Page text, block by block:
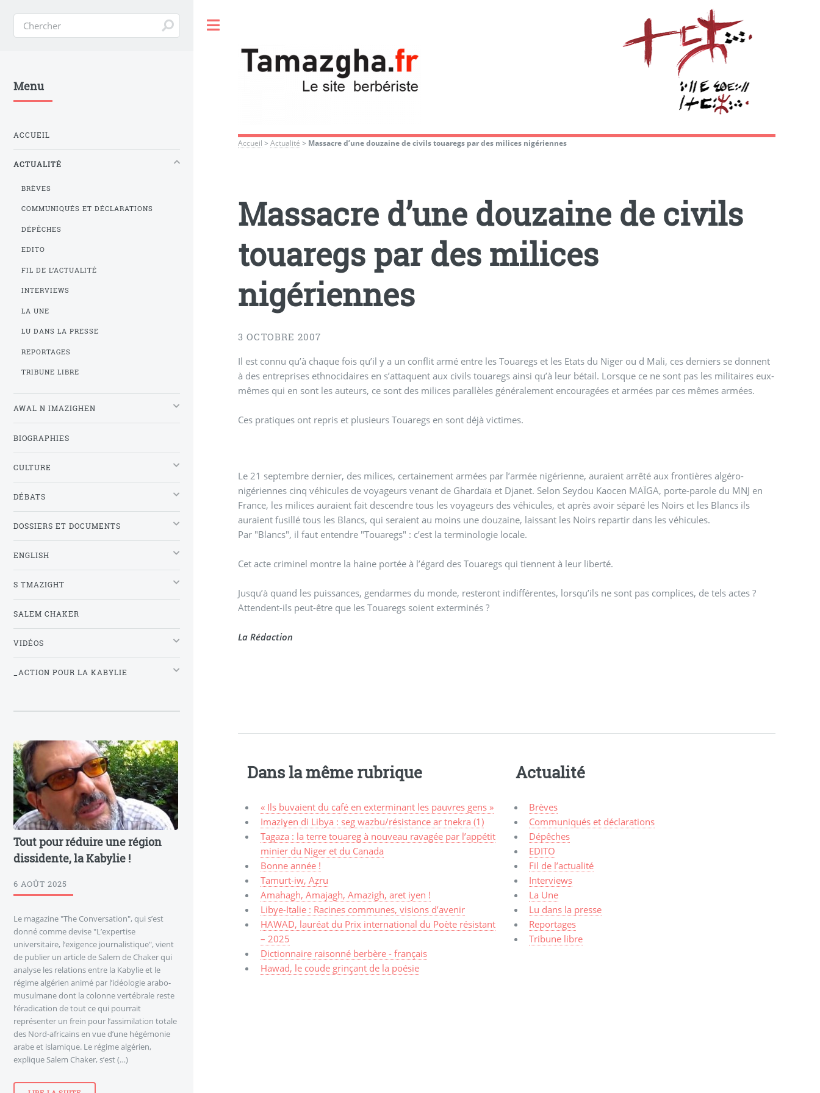
Accueil >Actualité > Massacre d’une douzaine de civils touaregs par des milices nigériennes
Massacre d’une douzaine de civils
touaregs par des milices
nigériennes
3 OCTOBRE 2007
Il est connu qu’à chaque fois qu’il y a un conflit armé entre les Touaregs et les Etats du Niger ou d Mali, ces derniers se donnent
à des entreprises ethnocidaires en s’attaquent aux civils touaregs ainsi qu’à leur bétail. Lorsque ce ne sont pas les militaires eux-
mêmes qui en sont les auteurs, ce sont des milices parallèles généralement encouragées et armées par ces mêmes armées.
Ces pratiques ont repris et plusieurs Touaregs en sont déjà victimes.
Le 21 septembre dernier, des milices, certainement armées par l’armée nigérienne, auraient arrêté aux frontières algéro-
nigériennes cinq véhicules de voyageurs venant de Ghardaïa et Djanet. Selon Seydou Kaocen MAÏGA, porte-parole du MNJ en
France, les milices auraient fait descendre tous les voyageurs des véhicules, et après avoir séparé les Noirs et les Blancs ils
auraient fusillé tous les Blancs, qui seraient au moins une douzaine, laissant les Noirs repartir dans les véhicules.
Par "Blancs", il faut entendre "Touaregs" : c’est la terminologie locale.
Cet acte criminel montre la haine portée à l’égard des Touaregs qui tiennent à leur liberté.
Jusqu’à quand les puissances, gendarmes du monde, resteront indifférentes, lorsqu’ils ne sont pas complices, de tels actes ?
Attendent-ils peut-être que les Touaregs soient exterminés ?
La Rédaction
Dans la même rubrique
« Ils buvaient du café en exterminant les pauvres gens »
Imaziɣen di Libya : seg wazbu/résistance ar tnekra (1)
Tagaza : la terre touareg à nouveau ravagée par l’appétit
minier du Niger et du Canada
Bonne année !
Tamurt-iw, Aẓru
Amahagh, Amajagh, Amazigh, aret iyen !
Libye-Italie : Racines communes, visions d’avenir
HAWAD, lauréat du Prix international du Poète résistant
– 2025
Dictionnaire raisonné berbère - français
Hawad, le coude grinçant de la poésie
Actualité
Brèves
Communiqués et déclarations
Dépêches
EDITO
Fil de l’actualité
Interviews
La Une
Lu dans la presse
Reportages
Tribune libre
Menu
ACCUEIL
ACTUALITÉ
BRÈVES
COMMUNIQUÉS ET DÉCLARATIONS
DÉPÊCHES
EDITO
FIL DE L’ACTUALITÉ
INTERVIEWS
LA UNE
LU DANS LA PRESSE
REPORTAGES
TRIBUNE LIBRE
AWAL N IMAZIGHEN
BIOGRAPHIES
CULTURE
DÉBATS
DOSSIERS ET DOCUMENTS
ENGLISH
S TMAZIGHT
SALEM CHAKER
VIDÉOS
_ACTION POUR LA KABYLIE
Tout pour réduire une région
dissidente, la Kabylie !
6 AOÛT 2025
Le magazine "The Conversation", qui s’est
donné comme devise "L’expertise
universitaire, l’exigence journalistique", vient
de publier un article de Salem de Chaker qui
analyse les relations entre la Kabylie et le
régime algérien animé par l’idéologie arabo-
musulmane dont la colonne vertébrale reste
l’éradication de tout ce qui pourrait
représenter un frein pour l’assimilation totale
des Nord-africains en vue d’une hégémonie
arabe et islamique. Le régime algérien,
explique Salem Chaker, s’est (…)